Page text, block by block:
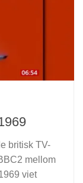
britisk TV-
mellom
viet